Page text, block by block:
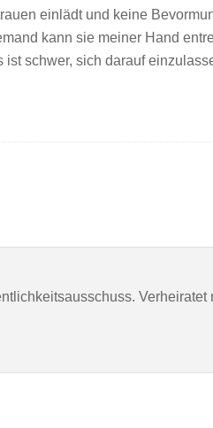
einlädt und keine
kann sie meiner Hand
schwer, sich darauf
Verheiratet